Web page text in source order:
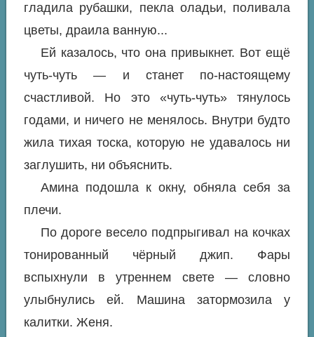
гладила рубашки, пекла оладьи, поливала
цветы, драила ванную...
Ей казалось, что она привыкнет. Вот ещё
чуть-чуть — и станет по-настоящему
счастливой. Но это «чуть-чуть» тянулось
годами, и ничего не менялось. Внутри будто
жила тихая тоска, которую не удавалось ни
заглушить, ни объяснить.
Амина подошла к окну, обняла себя за
плечи.
По дороге весело подпрыгивал на кочках
тонированный чёрный джип. Фары
вспыхнули в утреннем свете — словно
улыбнулись ей. Машина затормозила у
калитки. Женя.